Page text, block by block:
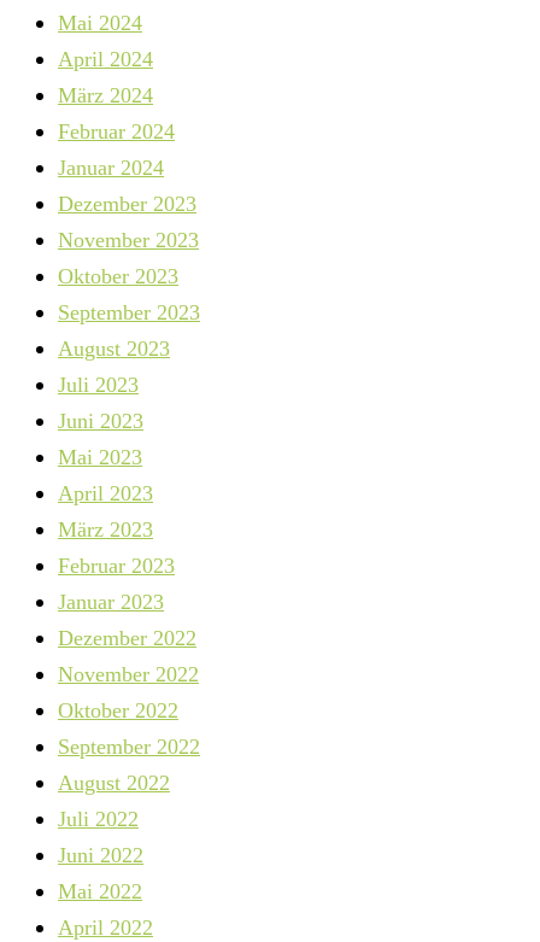
Mai 2024
April 2024
März 2024
Februar 2024
Januar 2024
Dezember 2023
November 2023
Oktober 2023
September 2023
August 2023
Juli 2023
Juni 2023
Mai 2023
April 2023
März 2023
Februar 2023
Januar 2023
Dezember 2022
November 2022
Oktober 2022
September 2022
August 2022
Juli 2022
Juni 2022
Mai 2022
April 2022